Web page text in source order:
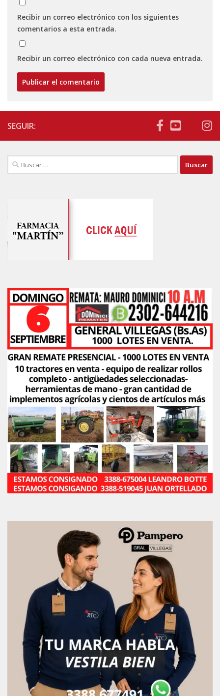
Recibir un correo electrónico con los siguientes
comentarios a esta entrada.
Recibir un correo electrónico con cada nueva entrada.
SEGUIR:
Buscar: